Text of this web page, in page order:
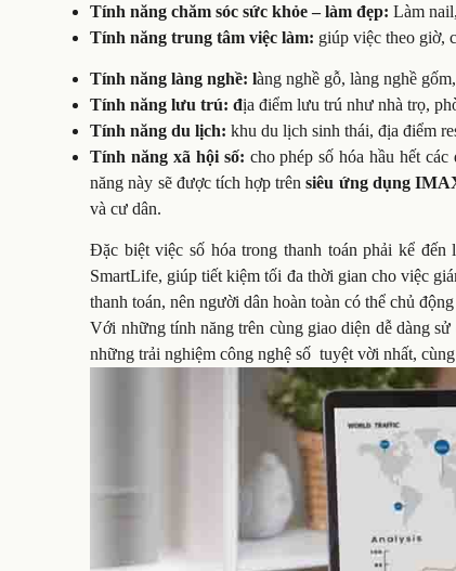
Tính năng chăm sóc sức khỏe – làm đẹp: Làm
Tính năng trung tâm việc làm: giúp việc theo giờ,
Tính năng làng nghề: làng nghề gỗ, làng nghề
Tính năng lưu trú: địa điểm lưu trú như nhà trọ,
Tính năng du lịch:khu du lịch sinh thái, địa điểm
Tính năng xã hội số: cho phép số hóa hầu hết
năng này sẽ được tích hợp trênsiêu ứng dụng
và cư dân.
Đặc biệt việc số hóa trong thanh toán phải kể đến
SmartLife, giúp tiết kiệm tối đa thời gian cho việc
thanh toán, nên người dân hoàn toàn có thể chủ
Với những tính năng trên cùng giao diện dễ dàng
những trải nghiệm công nghệ số tuyệt vời nhất,